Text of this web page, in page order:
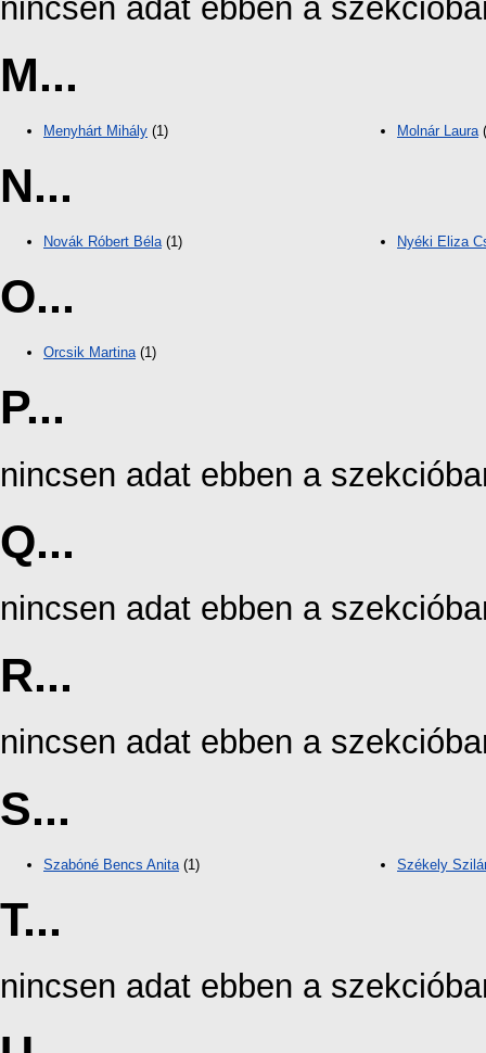
nincsen adat ebben a
M...
Menyhárt Mihály (1) Molnár Laura
N...
Novák Róbert Béla(1) Nyéki Eliza
O...
Orcsik Martina(1)
P...
nincsen adat ebben a
Q...
nincsen adat ebben a
R...
nincsen adat ebben a
S...
Szabóné Bencs Anita(1) Székely
T...
nincsen adat ebben a